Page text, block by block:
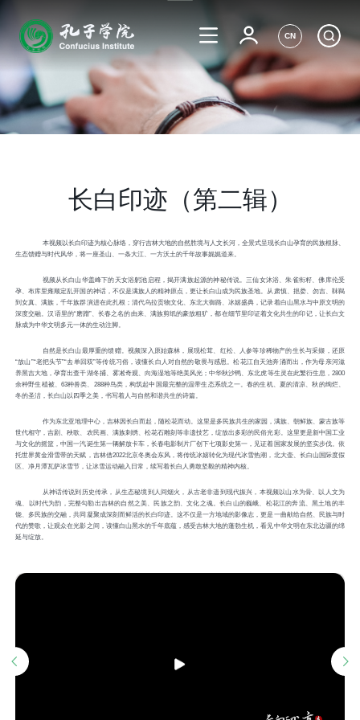
CN
长白印迹（第二辑）
本视频以长白印迹为核心脉络，穿行吉林大地的自然胜境与人文长河，全景式呈现长白山孕育的民族根脉、
生态馈赠与时代风华，将一座圣山、一条大江、一方沃土的千年故事娓娓道来。
视频从长白山华盖峰下的天女浴躬池启程，揭开满族起源的神秘传说。三仙女沐浴、朱雀衔籽、佛库伦受
孕、布库里雍顺定乱开国的神话，不仅是满族人的精神原点，更让长白山成为民族圣地。从肃慎、挹娄、勿吉、靺鞨
到女真、满族，千年族群演进在此扎根；清代乌拉贡物文化、东北大御路、冰嬉盛典，记录着白山黑水与中原文明的
深度交融。汉语里的“磨蹭”、长春之名的由来、满族剪纸的豪放粗犷，都在细节里印证着文化共生的印记，让长白文
脉成为中华文明多元一体的生动注脚。
自然是长白山最厚重的馈赠。视频深入原始森林，展现松茸、红松、人参等珍稀物产的生长与采撷，还原
“放山”“老把头节”“去单回双”等传统习俗，读懂长白人对自然的敬畏与感恩。松花江自天池奔涌而出，作为母亲河滋
养黑吉大地，孕育出查干湖冬捕、雾凇奇观、向海湿地等绝美风光；中华秋沙鸭、东北虎等生灵在此繁衍生息，2800
余种野生植被、63种兽类、288种鸟类，构筑起中国最完整的温带生态系统之一。春的生机、夏的清凉、秋的绚烂、
冬的圣洁，长白山以四季之美，书写着人与自然和谐共生的诗篇。
作为东北亚地理中心，吉林因长白而起，随松花而动。这里是多民族共生的家园，满族、朝鲜族、蒙古族等
世代相守，吉剧、秧歌、农民画、满族刺绣、松花石雕刻等非遗技艺，绽放出多彩的民俗光彩。这里更是新中国工业
与文化的摇篮，中国一汽诞生第一辆解放卡车，长春电影制片厂创下七项影史第一，见证着国家发展的坚实步伐。依
托世界黄金滑雪带的天赋，吉林借2022北京冬奥会东风，将传统冰嬉转化为现代冰雪热潮，北大壶、长白山国际度假
区、净月潭瓦萨冰雪节，让冰雪运动融入日常，续写着长白人勇敢坚毅的精神内核。
从神话传说到历史传承，从生态秘境到人间烟火，从古老非遗到现代振兴，本视频以山水为骨、以人文为
魂、以时代为韵，完整勾勒出吉林的自然之美、民族之韵、文化之魂。长白山的巍峨、松花江的奔流、黑土地的丰
饶、多民族的交融，共同凝聚成深刻而鲜活的长白印迹。这不仅是一方地域的影像志，更是一曲献给自然、民族与时
代的赞歌，让观众在光影之间，读懂白山黑水的千年底蕴，感受吉林大地的蓬勃生机，看见中华文明在东北边疆的绵
延与绽放。